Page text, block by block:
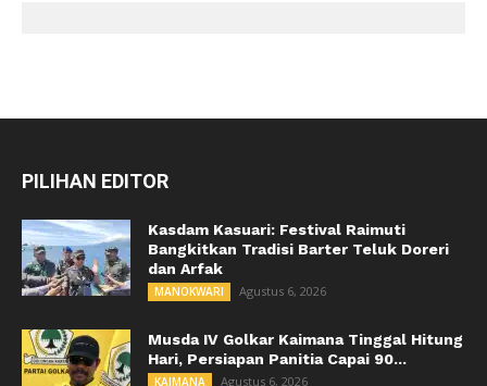
PILIHAN EDITOR
Kasdam Kasuari: Festival Raimuti
Bangkitkan Tradisi Barter Teluk Doreri
dan Arfak
MANOKWARI Agustus 6, 2026
Musda IV Golkar Kaimana Tinggal Hitung
Hari, Persiapan Panitia Capai 90...
KAIMANA Agustus 6, 2026